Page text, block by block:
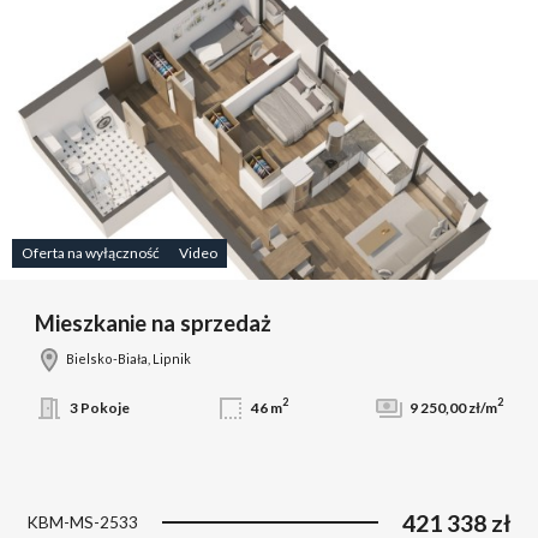
Oferta na wyłączność Video
Mieszkanie na sprzedaż
Bielsko-Biała, Lipnik
3 Pokoje 46 m2 9 250,00 zł/m2
KBM-MS-2533 421 338 zł